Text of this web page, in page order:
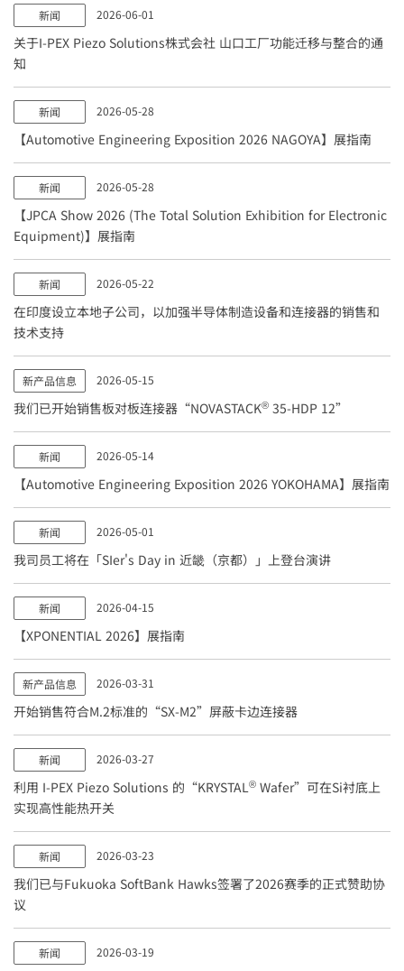
新闻 2026-06-01
关于I-PEX Piezo Solutions株式会社 山口工厂功能迁移与整合的通
知
新闻 2026-05-28
【Automotive Engineering Exposition 2026 NAGOYA】展指南
新闻 2026-05-28
【JPCA Show 2026 (The Total Solution Exhibition for Electronic
Equipment)】展指南
新闻 2026-05-22
在印度设立本地子公司，以加强半导体制造设备和连接器的销售和
技术支持
新产品信息 2026-05-15
我们已开始销售板对板连接器“NOVASTACK® 35-HDP 12”
新闻 2026-05-14
【Automotive Engineering Exposition 2026 YOKOHAMA】展指南
新闻 2026-05-01
我司员工将在「SIer's Day in 近畿（京都）」上登台演讲
新闻 2026-04-15
【XPONENTIAL 2026】展指南
新产品信息 2026-03-31
开始销售符合M.2标准的“SX-M2”屏蔽卡边连接器
新闻 2026-03-27
利用 I-PEX Piezo Solutions 的“KRYSTAL® Wafer”可在Si衬底上
实现高性能热开关
新闻 2026-03-23
我们已与Fukuoka SoftBank Hawks签署了2026赛季的正式赞助协
议
新闻 2026-03-19